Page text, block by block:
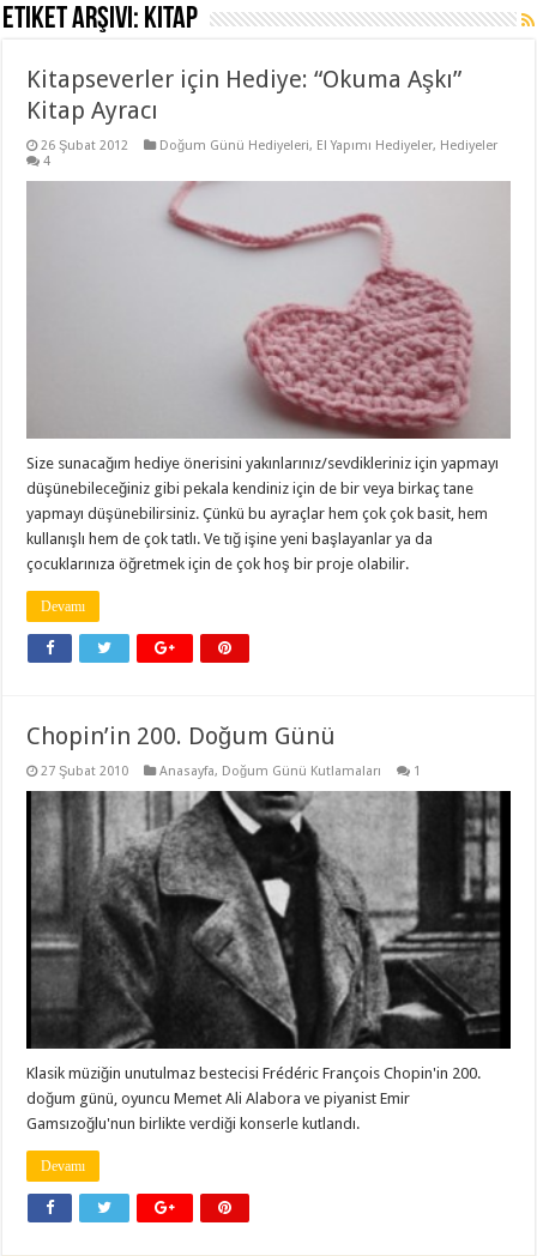
Etiket arşivi: kitap
Kitapseverler için Hediye: “Okuma Aşkı”
Kitap Ayracı
26 Şubat 2012 Doğum Günü Hediyeleri, El Yapımı Hediyeler, Hediyeler
4
Size sunacağım hediye önerisini yakınlarınız/sevdikleriniz için yapmayı
düşünebileceğiniz gibi pekala kendiniz için de bir veya birkaç tane
yapmayı düşünebilirsiniz. Çünkü bu ayraçlar hem çok çok basit, hem
kullanışlı hem de çok tatlı. Ve tığ işine yeni başlayanlar ya da
çocuklarınıza öğretmek için de çok hoş bir proje olabilir.
Devamı
Chopin’in 200. Doğum Günü
27 Şubat 2010 Anasayfa, Doğum Günü Kutlamaları 1
Klasik müziğin unutulmaz bestecisi Frédéric François Chopin'in 200.
doğum günü, oyuncu Memet Ali Alabora ve piyanist Emir
Gamsızoğlu'nun birlikte verdiği konserle kutlandı.
Devamı